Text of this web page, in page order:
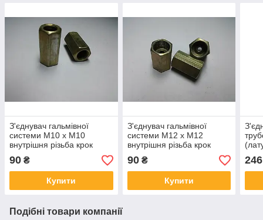
З'єднувач гальмівної
системи М10 х М10
внутрішня різьба крок
90 ₴
Купити
З'єднувач гальмівної
системи М12 х М12
внутрішня різьба крок
90₴
Купити
246
Подібні товари компанії